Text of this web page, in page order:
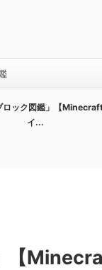
ック図鑑」【
イ...